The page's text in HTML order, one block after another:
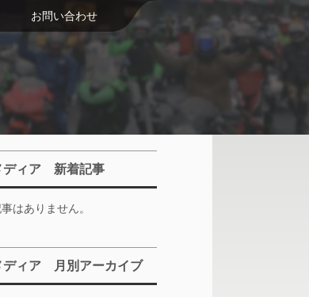
お問い合わせ
ディア 新着記事
はありません。
ディア 月別アーカイブ